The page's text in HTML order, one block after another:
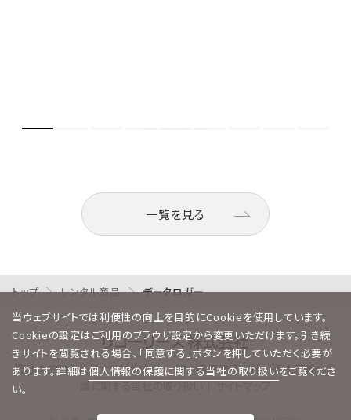
一覧を見る
トップ レンタル商品 データロガー
反社会的勢力に対する基本方針｜個人情報保護方針｜個人情報の保
護に関する当社の取り扱い｜サイトマップ
当ウェブサイトでは利便性の向上を目的にCookieを使用しています。
Cookieの設定はご利用のブラウザ設定から変更いただけます。引き続
きサイトを閲覧される場合、「同意する」ボタンを押していただく必要が
あります。詳細は個人情報の保護に関する当社の取り扱いをご覧くださ
い。